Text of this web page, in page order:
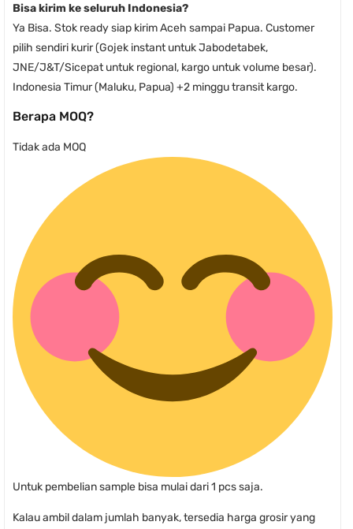
Bisa kirim ke seluruh Indonesia?
Ya Bisa. Stok ready siap kirim Aceh sampai Papua. Customer
pilih sendiri kurir (Gojek instant untuk Jabodetabek,
JNE/J&T/Sicepat untuk regional, kargo untuk volume besar).
Indonesia Timur (Maluku, Papua) +2 minggu transit kargo.
Berapa MOQ?
Tidak ada MOQ
Untuk pembelian sample bisa mulai dari 1 pcs saja.
Kalau ambil dalam jumlah banyak, tersedia harga grosir yang